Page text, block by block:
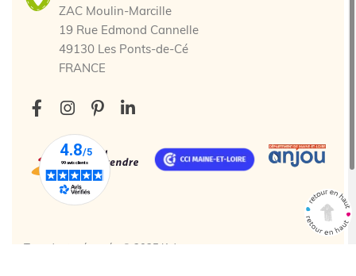
ZAC Moulin-Marcille
19 Rue Edmond Cannelle
49130 Les Ponts-de-Cé
FRANCE